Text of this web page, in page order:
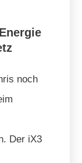
noch
Der iX3